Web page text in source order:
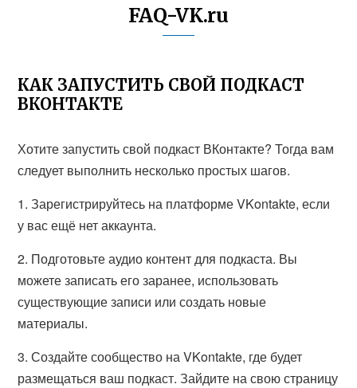
FAQ-VK.ru
КАК ЗАПУСТИТЬ СВОЙ ПОДКАСТ
ВКОНТАКТЕ
Хотите запустить свой подкаст ВКонтакте? Тогда вам
следует выполнить несколько простых шагов.
1. Зарегистрируйтесь на платформе VKontakte, если
у вас ещё нет аккаунта.
2. Подготовьте аудио контент для подкаста. Вы
можете записать его заранее, использовать
существующие записи или создать новые
материалы.
3. Создайте сообщество на VKontakte, где будет
размещаться ваш подкаст. Зайдите на свою страницу